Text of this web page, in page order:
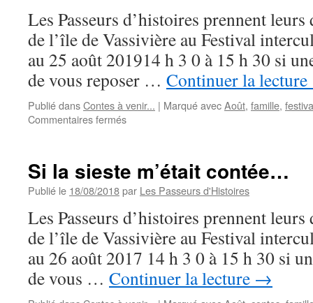
Les Passeurs d’histoires prennent
de l’île de Vassivière au Festival
au 25 août 201914 h 3 0 à 15 h 30 si
de vous reposer … Continuer la lecture
Publié dansContes à venir... | Marqué avecAoût, famille,
Commentaires ferméssur
m’était
contée
2019
Si la sieste m’était contée…
Publié le 18/08/2018par Les Passeurs d'Histoires
Les Passeurs d’histoires prennent
de l’île de Vassivière au Festival
au 26 août 2017 14 h 3 0 à 15 h 30 si
de vous … Continuer la lecture →